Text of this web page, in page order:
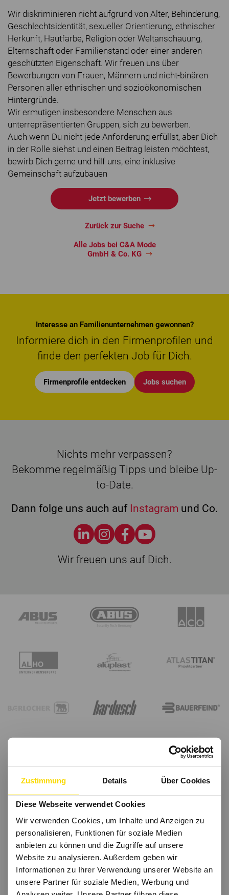
Zustimmung Details Über Cookies
Diese Webseite verwendet Cookies
Wir verwenden Cookies, um Inhalte und Anzeigen zu
personalisieren, Funktionen für soziale Medien
anbieten zu können und die Zugriffe auf unsere
Website zu analysieren. Außerdem geben wir
Informationen zu Ihrer Verwendung unserer Website an
unsere Partner für soziale Medien, Werbung und
Wir diskriminieren nicht aufgrund von Alter, Behinderung,
Geschlechtsidentität, sexueller Orientierung, ethnischer
Herkunft, Hautfarbe, Religion oder Weltanschauung,
Elternschaft oder Familienstand oder einer anderen
geschützten Eigenschaft. Wir freuen uns über
Bewerbungen von Frauen, Männern und nicht-binären
Personen aller ethnischen und sozioökonomischen
Hintergründe.
Wir ermutigen insbesondere Menschen aus
unterrepräsentierten Gruppen, sich zu bewerben.
Auch wenn Du nicht jede Anforderung erfüllst, aber Dich
in der Rolle siehst und einen Beitrag leisten möchtest,
bewirb Dich gerne und hilf uns, eine inklusive
Gemeinschaft aufzubauen
Jetzt bewerben
Zurück zur Suche
Alle Jobs bei C&A Mode
GmbH & Co. KG
Interesse an Familienunternehmen gewonnen?
Informiere dich in den Firmenprofilen und
finde den perfekten Job für Dich.
Firmenprofile entdecken Jobs suchen
Nichts mehr verpassen?
Bekomme regelmäßig Tipps und bleibe Up-
to-Date.
Dann folge uns auch auf Instagram und Co.
Wir freuen uns auf Dich.